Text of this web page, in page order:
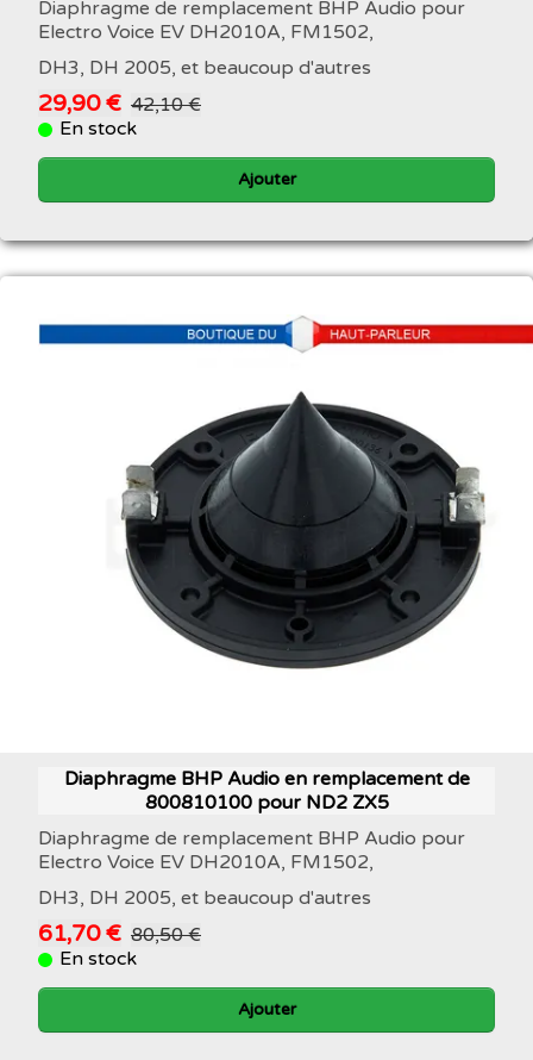
Diaphragme de remplacement BHP Audio pour
Electro Voice EV DH2010A, FM1502,
DH3, DH 2005, et beaucoup d'autres
29,90 € 42,10 €
En stock
Ajouter
Diaphragme BHP Audio en remplacement de
800810100 pour ND2 ZX5
Diaphragme de remplacement BHP Audio pour
Electro Voice EV DH2010A, FM1502,
DH3, DH 2005, et beaucoup d'autres
61,70 € 80,50 €
En stock
Ajouter